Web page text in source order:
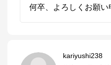
kariyushi238